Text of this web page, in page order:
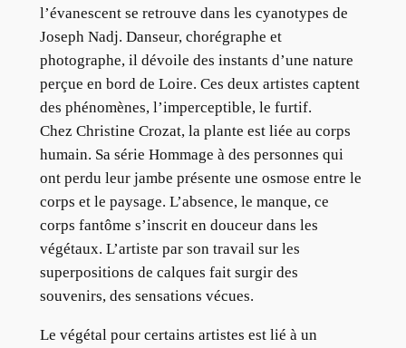
l’évanescent se retrouve dans les cyanotypes de
Joseph Nadj. Danseur, chorégraphe et
photographe, il dévoile des instants d’une nature
perçue en bord de Loire. Ces deux artistes captent
des phénomènes, l’imperceptible, le furtif.
Chez Christine Crozat, la plante est liée au corps
humain. Sa série Hommage à des personnes qui
ont perdu leur jambe présente une osmose entre le
corps et le paysage. L’absence, le manque, ce
corps fantôme s’inscrit en douceur dans les
végétaux. L’artiste par son travail sur les
superpositions de calques fait surgir des
souvenirs, des sensations vécues.
Le végétal pour certains artistes est lié à un